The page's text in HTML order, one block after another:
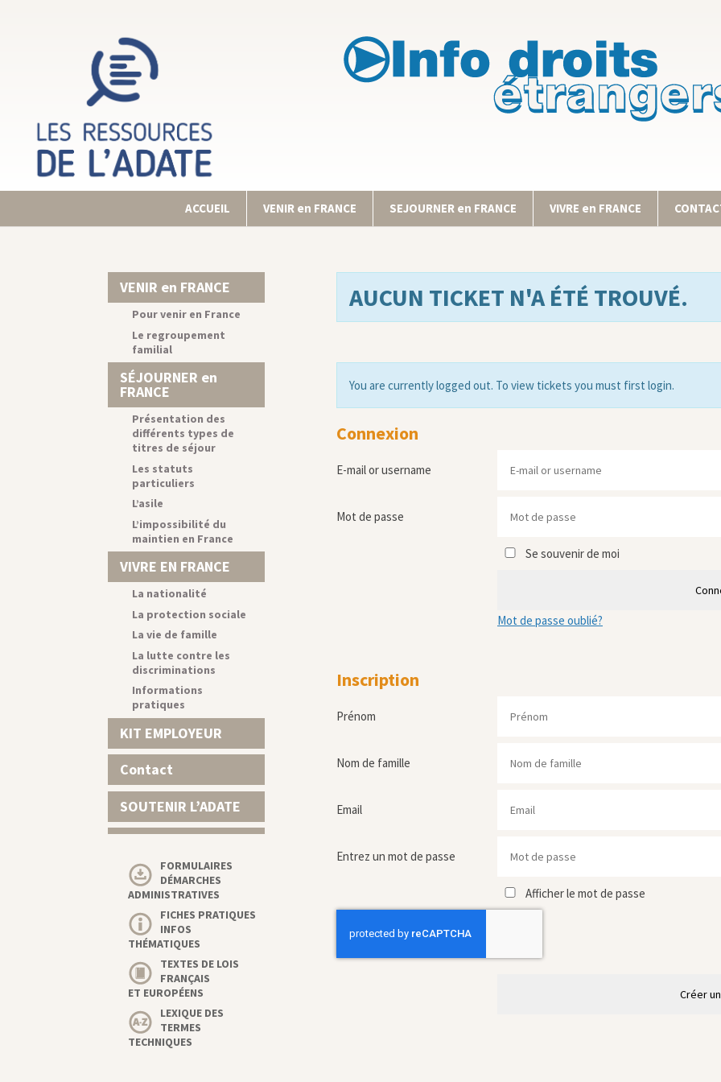
ACCUEIL VENIR en FRANCE SEJOURNER en FRANCE VIVRE en FRANCE
AUCUN TICKET N'A ÉTÉ TROUVÉ.
You are currently logged out. To view tickets you must first login.
Connexion
E-mail or username
Mot de passe
Se souvenir de moi
Mot de passe oublié?
Inscription
Prénom
Nom de famille
Email
Entrez un mot de passe
Afficher le mot de passe
Créer
VENIR en FRANCE
Pour venir en France
Le regroupement
familial
SÉJOURNER en
FRANCE
Présentation des
différents types de
titres de séjour
Les statuts
particuliers
L’asile
L’impossibilité du
maintien en France
VIVRE EN FRANCE
La nationalité
La protection sociale
La vie de famille
La lutte contre les
discriminations
Informations
pratiques
KIT EMPLOYEUR
Contact
SOUTENIR L’ADATE
FORMULAIRES
DÉMARCHES
ADMINISTRATIVES
FICHES PRATIQUES
INFOS
THÉMATIQUES
TEXTES DE LOIS
FRANÇAIS
ET EUROPÉENS
LEXIQUE DES
TERMES
TECHNIQUES